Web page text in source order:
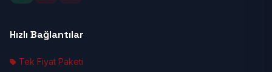
Hızlı Bağlantılar
Tek Fiyat Paketi